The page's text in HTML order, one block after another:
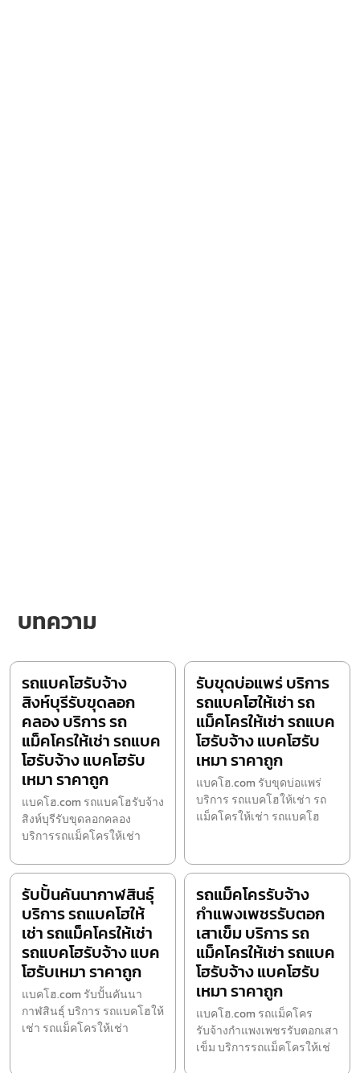
บทความ
รถแบคโฮรับจ้าง
สิงห์บุรีรับขุดลอก
คลอง บริการ รถ
แม็คโครให้เช่า รถแบค
โฮรับจ้าง แบคโฮรับ
เหมา ราคาถูก
แบคโฮ.com รถแบคโฮรับจ้าง
สิงห์บุรีรับขุดลอกคลอง
บริการรถแม็คโครให้เช่า
รับขุดบ่อแพร่ บริการ
รถแบคโฮให้เช่า รถ
แม็คโครให้เช่า รถแบค
โฮรับจ้าง แบคโฮรับ
เหมา ราคาถูก
แบคโฮ.com รับขุดบ่อแพร่
บริการ รถแบคโฮให้เช่า รถ
แม็คโครให้เช่า รถแบคโฮ
รับปั้นคันนากาฬสินธุ์
บริการ รถแบคโฮให้
เช่า รถแม็คโครให้เช่า
รถแบคโฮรับจ้าง แบค
โฮรับเหมา ราคาถูก
แบคโฮ.com รับปั้นคันนา
กาฬสินธุ์ บริการ รถแบคโฮให้
เช่า รถแม็คโครให้เช่า
รถแม็คโครรับจ้าง
กำแพงเพชรรับตอก
เสาเข็ม บริการ รถ
แม็คโครให้เช่า รถแบค
โฮรับจ้าง แบคโฮรับ
เหมา ราคาถูก
แบคโฮ.com รถแม็คโคร
รับจ้างกำแพงเพชรรับตอกเสา
เข็ม บริการรถแม็คโครให้เช่